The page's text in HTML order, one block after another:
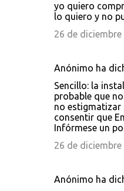
yo quiero
lo quiero y no
26 de
Anónimo ha
Sencillo: la
probable que
no estigmatizar
consentir que
Infórmese un
26 de
Anónimo ha